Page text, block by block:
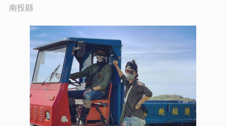
南投縣